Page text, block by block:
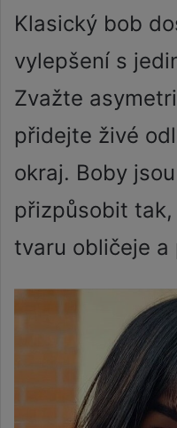
Klasický bob
vylepšení s
Zvažte
přidejte živé
okraj. Boby
přizpůsobit
tvaru obličeje a